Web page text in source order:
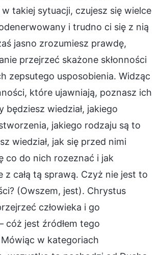
w takiej sytuacji, czujesz się wielce
i trudno ci się z nią
jasno zrozumiesz prawdę,
przejrzeć skażone skłonności
zepsutego usposobienia. Widząc
które ujawniają, poznasz ich
będziesz wiedział, jakiego
jakiego rodzaju są to
wiedział, jak się przed nimi
co do nich rozeznać i jak
z całą tą sprawą. Czyż nie jest to
(Owszem, jest). Chrystus
człowieka i go
cóż jest źródłem tego
w kategoriach